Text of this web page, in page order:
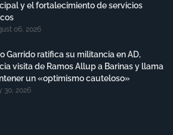
y el fortalecimiento de servicios
06, 2026
Garrido ratifica su militancia en AD,
visita de Ramos Allup a Barinas y llama
un «optimismo cauteloso»
30, 2026